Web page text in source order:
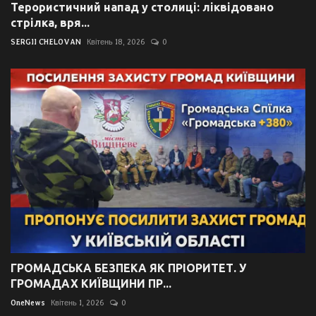
Терористичний напад у столиці: ліквідовано
стрілка, вря...
SERGII CHELOVAN Квітень 18, 2026 0
ГРОМАДСЬКА БЕЗПЕКА ЯК ПРІОРИТЕТ. У
ГРОМАДАХ КИЇВЩИНИ ПР...
OneNews Квітень 1, 2026 0